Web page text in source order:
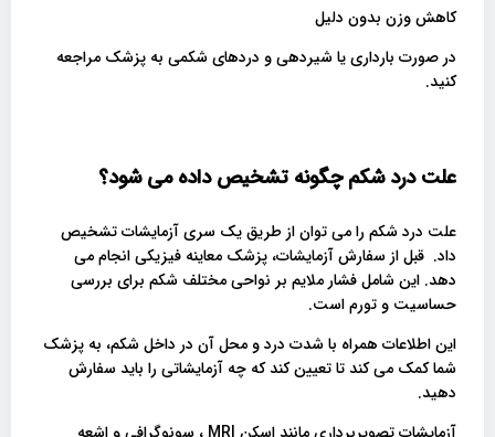
کاهش وزن بدون دلیل
در صورت بارداری یا شیردهی و دردهای شکمی به پزشک مراجعه
کنید.
علت درد شکم چگونه تشخیص داده می شود؟
علت درد شکم را می توان از طریق یک سری آزمایشات تشخیص
داد. قبل از سفارش آزمایشات، پزشک معاینه فیزیکی انجام می
دهد. این شامل فشار ملایم بر نواحی مختلف شکم برای بررسی
حساسیت و تورم است.
این اطلاعات همراه با شدت درد و محل آن در داخل شکم، به پزشک
شما کمک می کند تا تعیین کند که چه آزمایشاتی را باید سفارش
دهید.